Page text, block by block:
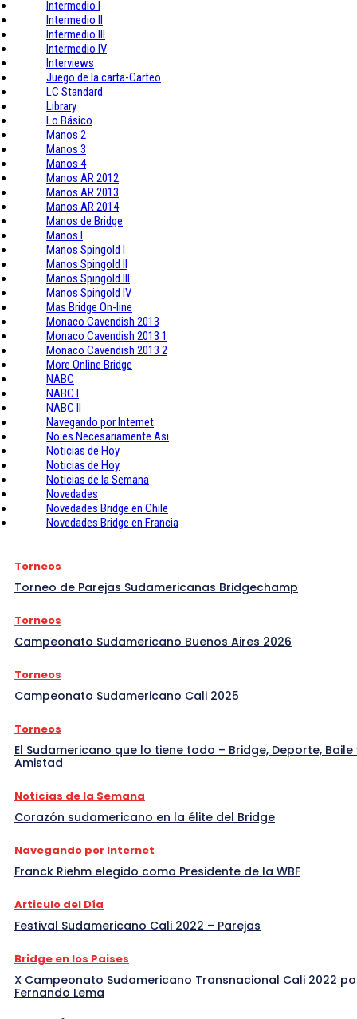
Intermedio I
Intermedio II
Intermedio III
Intermedio IV
Interviews
Juego de la carta-Carteo
LC Standard
Library
Lo Básico
Manos 2
Manos 3
Manos 4
Manos AR 2012
Manos AR 2013
Manos AR 2014
Manos de Bridge
Manos I
Manos Spingold I
Manos Spingold II
Manos Spingold III
Manos Spingold IV
Mas Bridge On-line
Monaco Cavendish 2013
Monaco Cavendish 2013 1
Monaco Cavendish 2013 2
More Online Bridge
NABC
NABC I
NABC II
Navegando por Internet
No es Necesariamente Asi
Noticias de Hoy
Noticias de Hoy
Noticias de la Semana
Novedades
Novedades Bridge en Chile
Novedades Bridge en Francia
Torneos
Torneo de Parejas Sudamericanas Bridgechamp
Torneos
Campeonato Sudamericano Buenos Aires 2026
Torneos
Campeonato Sudamericano Cali 2025
Torneos
El Sudamericano que lo tiene todo – Bridge, Deporte, Baile
Amistad
Noticias de la Semana
Corazón sudamericano en la élite del Bridge
Navegando por Internet
Franck Riehm elegido como Presidente de la WBF
Articulo del Día
Festival Sudamericano Cali 2022 – Parejas
Bridge en los Paises
X Campeonato Sudamericano Transnacional Cali 2022
Fernando Lema